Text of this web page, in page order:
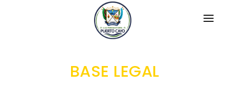
LA PARROQUIABASE LEGAL